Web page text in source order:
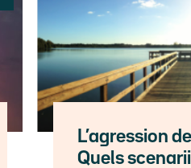
L’agression
Quels